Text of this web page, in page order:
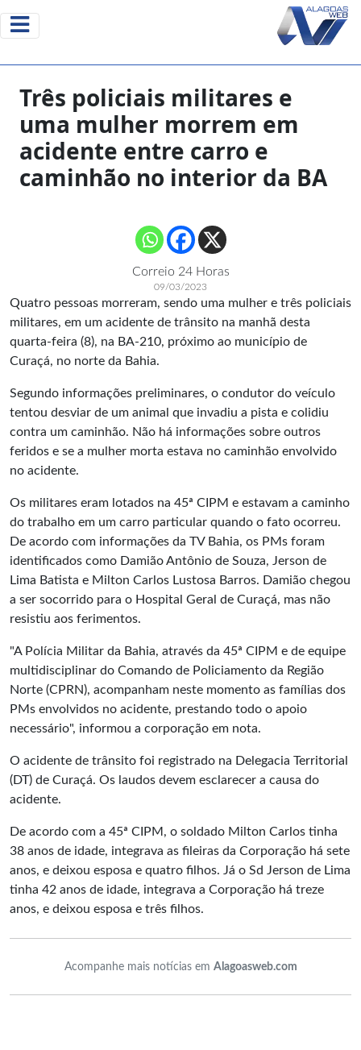
Três policiais militares e
uma mulher morrem em
acidente entre carro e
caminhão no interior da BA
Correio 24 Horas
09/03/2023
Quatro pessoas morreram, sendo uma mulher e três policiais
militares, em um acidente de trânsito na manhã desta
quarta-feira (8), na BA-210, próximo ao município de
Curaçá, no norte da Bahia.
Segundo informações preliminares, o condutor do veículo
tentou desviar de um animal que invadiu a pista e colidiu
contra um caminhão. Não há informações sobre outros
feridos e se a mulher morta estava no caminhão envolvido
no acidente.
Os militares eram lotados na 45ª CIPM e estavam a caminho
do trabalho em um carro particular quando o fato ocorreu.
De acordo com informações da TV Bahia, os PMs foram
identificados como Damião Antônio de Souza, Jerson de
Lima Batista e Milton Carlos Lustosa Barros. Damião chegou
a ser socorrido para o Hospital Geral de Curaçá, mas não
resistiu aos ferimentos.
"A Polícia Militar da Bahia, através da 45ª CIPM e de equipe
multidisciplinar do Comando de Policiamento da Região
Norte (CPRN), acompanham neste momento as famílias dos
PMs envolvidos no acidente, prestando todo o apoio
necessário", informou a corporação em nota.
O acidente de trânsito foi registrado na Delegacia Territorial
(DT) de Curaçá. Os laudos devem esclarecer a causa do
acidente.
De acordo com a 45ª CIPM, o soldado Milton Carlos tinha
38 anos de idade, integrava as fileiras da Corporação há sete
anos, e deixou esposa e quatro filhos. Já o Sd Jerson de Lima
tinha 42 anos de idade, integrava a Corporação há treze
anos, e deixou esposa e três filhos.
Acompanhe mais notícias em Alagoasweb.com